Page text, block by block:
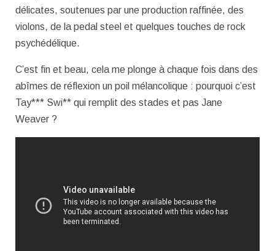
délicates, soutenues par une production raffinée, des
violons, de la pedal steel et quelques touches de rock
psychédélique.
C’est fin et beau, cela me plonge à chaque fois dans des
abîmes de réflexion un poil mélancolique : pourquoi c’est
Tay*** Swi** qui remplit des stades et pas Jane
Weaver ?